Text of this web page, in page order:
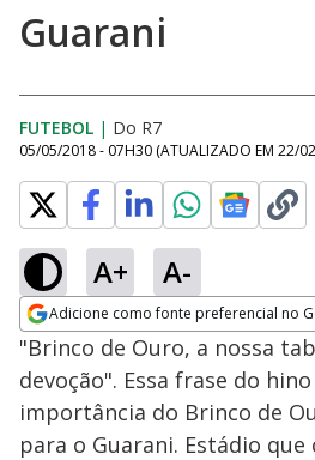
Guarani
FUTEBOL | Do R7
05/05/2018 - 07H30 (ATUALIZADO EM 22/
A+ A-
Adicione como fonte preferencial no
Opens in new window
"Brinco de Ouro, a nossa
devoção". Essa frase do
importância do Brinco de
para o Guarani. Estádio